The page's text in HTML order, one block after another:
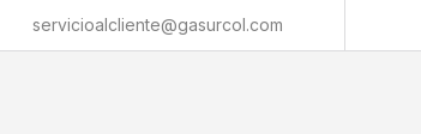
servicioalcliente@gasurcol.com